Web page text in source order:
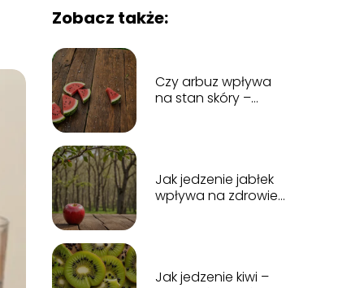
Zobacz także:
Czy arbuz wpływa
na stan skóry –
Jak jedzenie jabłek
wpływa na zdrowie
Jak jedzenie kiwi –